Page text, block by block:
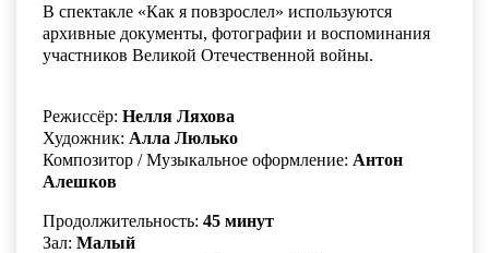
В спектакле «Как я повзрослел» используются
архивные документы, фотографии и воспоминания
участников Великой Отечественной войны.
Режиссёр: Нелля Ляхова
Художник: Алла Люлько
Композитор / Музыкальное оформление: Антон
Алешков
Продолжительность: 45 минут
Зал: Малый